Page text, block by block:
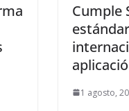
Cumple
1 agosto,